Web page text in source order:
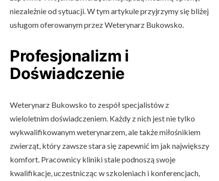
niezależnie od sytuacji. W tym artykule przyjrzymy się bliżej
usługom oferowanym przez Weterynarz Bukowsko.
Profesjonalizm i
Doświadczenie
Weterynarz Bukowsko to zespół specjalistów z
wieloletnim doświadczeniem. Każdy z nich jest nie tylko
wykwalifikowanym weterynarzem, ale także miłośnikiem
zwierząt, który zawsze stara się zapewnić im jak największy
komfort. Pracownicy kliniki stale podnoszą swoje
kwalifikacje, uczestnicząc w szkoleniach i konferencjach,